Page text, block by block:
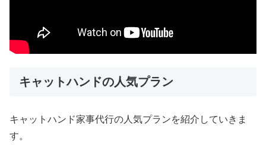
キャットハンドの人気プラン
キャットハンド家事代行の人気プランを紹介していきま
す。